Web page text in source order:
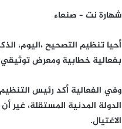
شهارة نت – صنعاء
بفعالية خطابية ومعرض
وفي الفعالية أكد رئيس
الدولة المدنية المستقلة،
الاغتيال.